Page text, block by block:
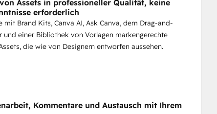
Assets in professioneller Qualität, keine
erforderlich
mit Brand Kits, Canva AI, Ask Canva, dem Drag-and-
und einer Bibliothek von Vorlagen markengerechte
die wie von Designern entworfen aussehen.
Kommentare und Austausch mit Ihrem